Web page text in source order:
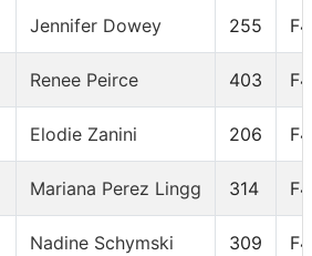
Jennifer Dowey 255
Renee Peirce 403
Elodie Zanini 206
Mariana Perez Lingg 314
Nadine Schymski 309